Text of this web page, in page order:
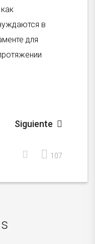
в
для
Siguiente
107